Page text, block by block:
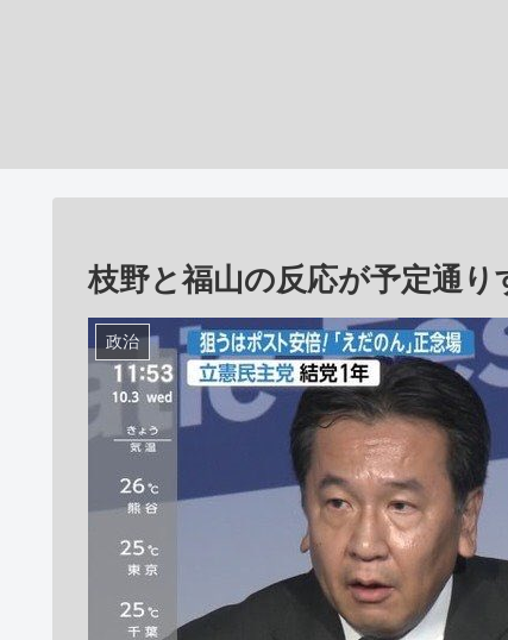
枝野と福山の反応が予定通り
政治